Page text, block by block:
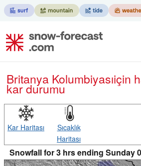
Britanya Kolumbiyasıiçin
kar durumu
Kar Haritası
Sıcaklık
Haritası
Snowfall for 3 hrs ending Sunday